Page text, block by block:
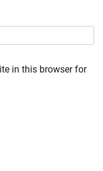
in this browser for